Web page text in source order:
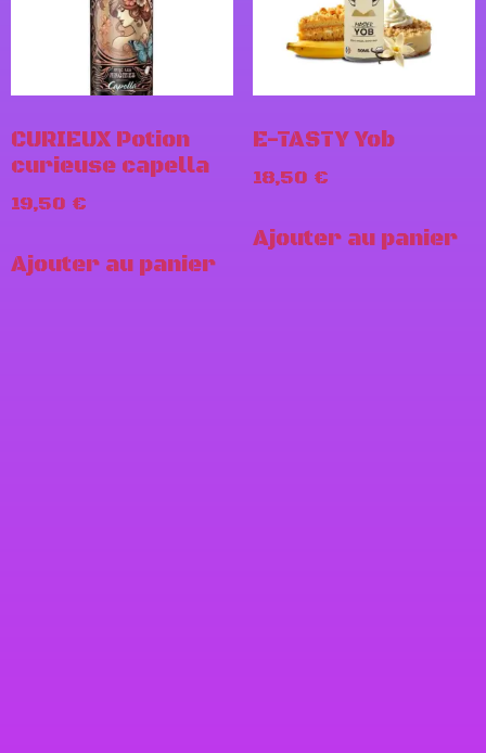
CURIEUX Potion
curieuse capella
19,50 €
Ajouter au panier
E-TASTY Yob
18,50 €
Ajouter au panier